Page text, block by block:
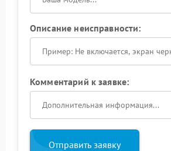
Описание неисправности:
Комментарий к заявке:
Отправить заявку